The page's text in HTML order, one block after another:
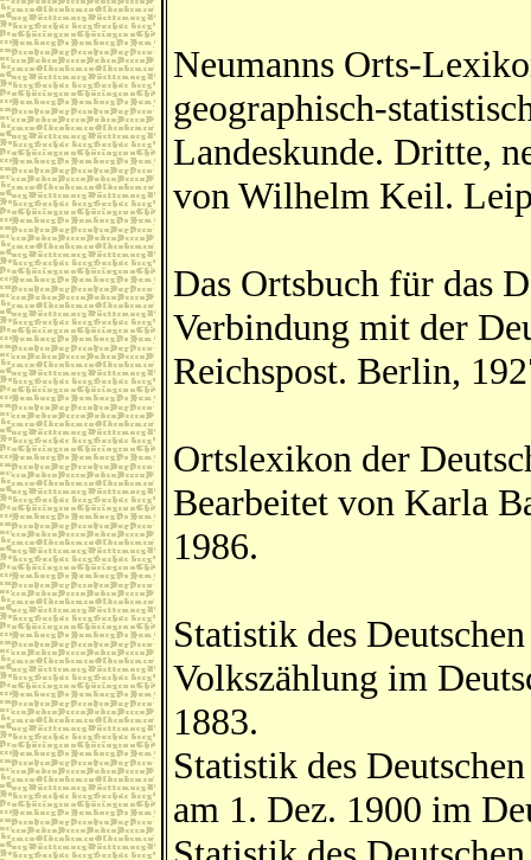
Neumanns Orts-
geographisch-
Landeskunde. Dritte,
von Wilhelm Keil.
Das Ortsbuch für das
Verbindung mit der
Reichspost. Berlin,
Ortslexikon der
Bearbeitet von Karla
1986.
Statistik des
Volkszählung im
1883.
Statistik des
am 1. Dez. 1900 im